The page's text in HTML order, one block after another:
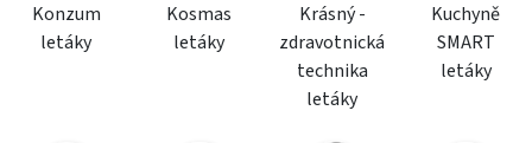
Konzum
letáky
Kosmas
letáky
Krásný -
zdravotnická
technika
letáky
Kuchyně
SMART
letáky